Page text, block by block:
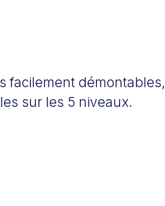
facilement démontables,
sur les 5 niveaux.